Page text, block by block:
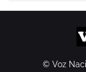
© Voz